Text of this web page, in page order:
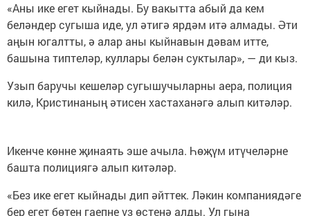
«Аны ике егет кыйнады. Бу вакытта абый да кем
беләндер сугыша иде, ул әтигә ярдәм итә алмады. Әти
аңын югалтты, ә алар аны кыйнавын дәвам итте,
башына типтеләр, куллары белән суктылар», — ди кыз.
Узып баручы кешеләр сугышучыларны аера, полиция
килә, Кристинаның әтисен хастаханәгә алып китәләр.
Икенче көнне җинаять эше ачыла. Һөҗүм итүчеләрне
башта полициягә алып китәләр.
«Без ике егет кыйнады дип әйттек. Ләкин компаниядәге
бер егет бөтен гаепне үз өстенә алды. Ул гына